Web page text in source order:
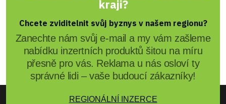
kraji?
Chcete zviditelnit svůj byznys v našem regionu?
Zanechte nám svůj e-mail a my vám zašleme
nabídku inzertních produktů šitou na míru
přesně pro vás. Reklama u nás osloví ty
správné lidi – vaše budoucí zákazníky!
REGIONÁLNÍ INZERCE